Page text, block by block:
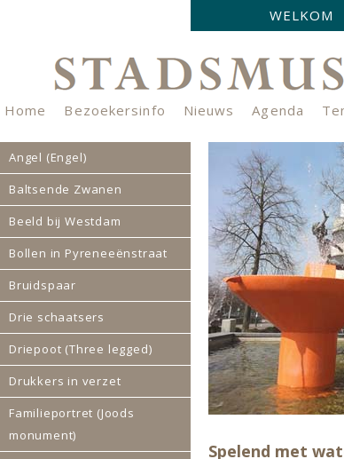
Home Bezoekersinfo Nieuws Agenda
Nieuwsbrief
Verhalenkistjes
WELKOM
Angel (Engel)
Baltsende Zwanen
Beeld bij Westdam
Bollen in Pyreneeënstraat
Bruidspaar
Drie schaatsers
Driepoot (Three legged)
Drukkers in verzet
Familieportret (Joods
monument)
Spelend met